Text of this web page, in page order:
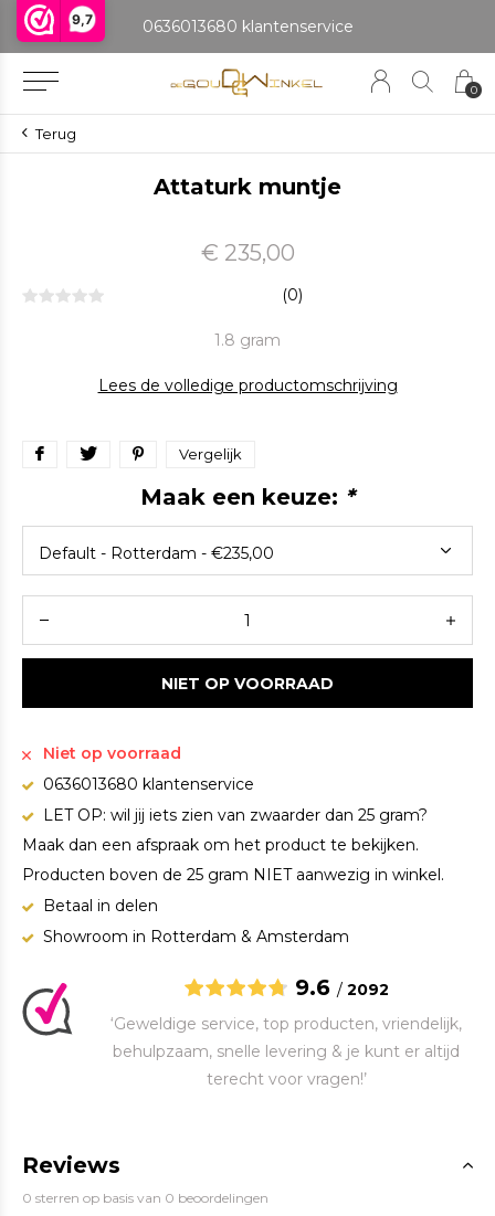
9,7
0
0636013680 klantenservice
Terug
Attaturk muntje
€ 235,00
(0)
1.8 gram
Lees de volledige productomschrijving
Vergelijk
Maak een keuze: *
NIET OP VOORRAAD
Niet op voorraad
0636013680 klantenservice
LET OP: wil jij iets zien van zwaarder dan 25 gram?
Maak dan een afspraak om het product te bekijken.
Producten boven de 25 gram NIET aanwezig in winkel.
Betaal in delen
Showroom in Rotterdam & Amsterdam
9.6 / 2092
‘Geweldige service, top producten, vriendelijk,
behulpzaam, snelle levering & je kunt er altijd
terecht voor vragen!’
Reviews
0 sterren op basis van 0 beoordelingen